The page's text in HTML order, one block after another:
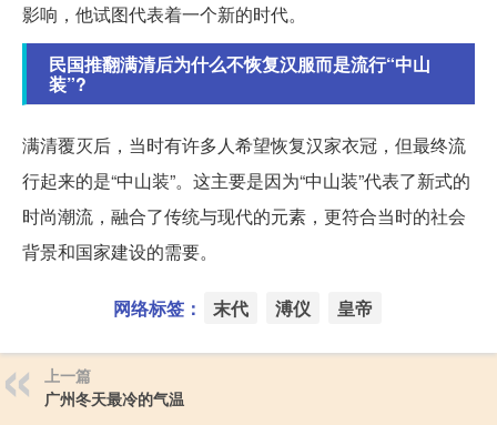
影响，他试图代表着一个新的时代。
民国推翻满清后为什么不恢复汉服而是流行“中山
装”?
满清覆灭后，当时有许多人希望恢复汉家衣冠，但最终流
行起来的是“中山装”。这主要是因为“中山装”代表了新式的
时尚潮流，融合了传统与现代的元素，更符合当时的社会
背景和国家建设的需要。
网络标签： 末代 溥仪 皇帝
上一篇
广州冬天最冷的气温